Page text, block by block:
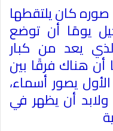
كان يلتقطها
يومًا أن توضع
يعد من كبار
هناك فرقًا بين
يصور أسماء،
ولابد أن يظهر في